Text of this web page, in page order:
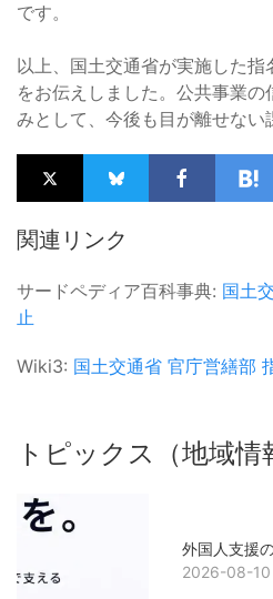
です。
以上、国土交通省が実施した
をお伝えしました。公共事業
みとして、今後も目が離せない
関連リンク
サードペディア百科事典: 国土
止
Wiki3: 国土交通省 官庁営繕部
トピックス（地域情
外国人支援
2026-08-